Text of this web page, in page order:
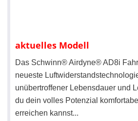
aktuelles Modell
Das Schwinn® Airdyne® AD8i
neueste
unübertroffener Lebensdauer und
du dein volles Potenzial
erreichen kannst...